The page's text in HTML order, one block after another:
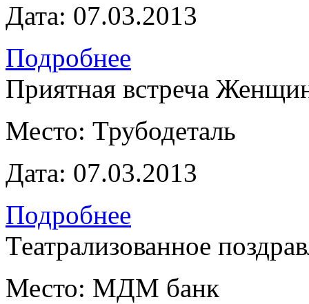
Дата: 07.03.2013
Подробнее
Приятная встреча
Место: Трубодеталь
Дата: 07.03.2013
Подробнее
Театрализованное
Место: МДМ банк